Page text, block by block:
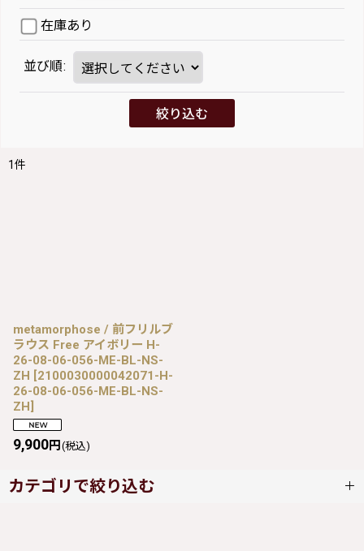
在庫あり
並び順:
絞り込む
1件
metamorphose / 前フリルブ
ラウス Free アイボリー H-
26-08-06-056-ME-BL-NS-
ZH [2100030000042071-H-
26-08-06-056-ME-BL-NS-
ZH]
9,900円 (税込)
カテゴリで絞り込む